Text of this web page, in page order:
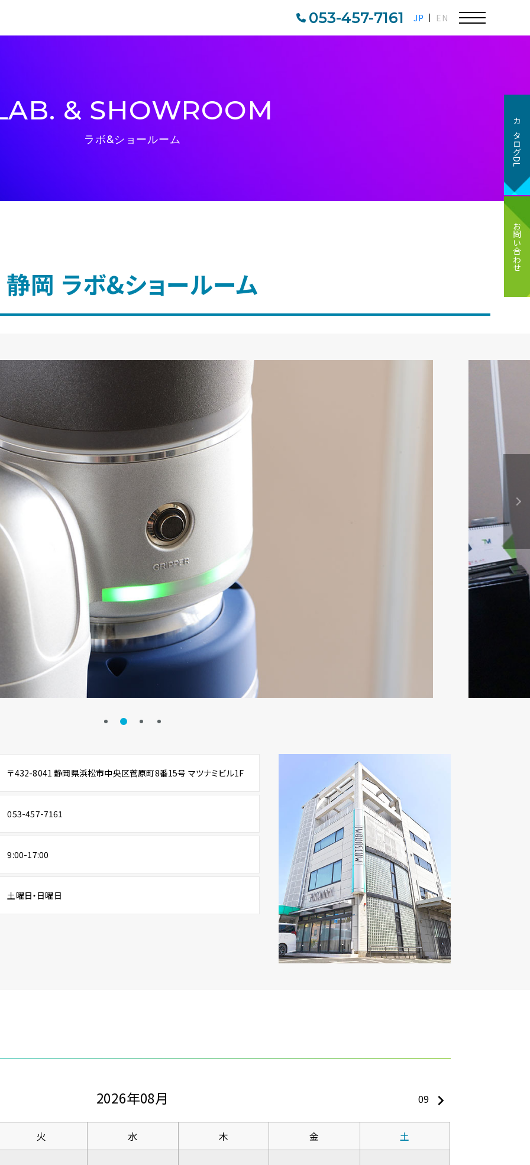
053-457-7161 JP EN
カタログDL
お問い合わせ
& SHOWROOM
ラボ&ショールーム
静岡 ラボ&ショールーム
〒432-8041静岡県浜松市中央区菅原町8番15号 マツナミビル1F
053-457-7161
9:00-17:00
土曜日・日曜日
2026年08月 09 keyboard_arrow_right
火 水 木 金 土